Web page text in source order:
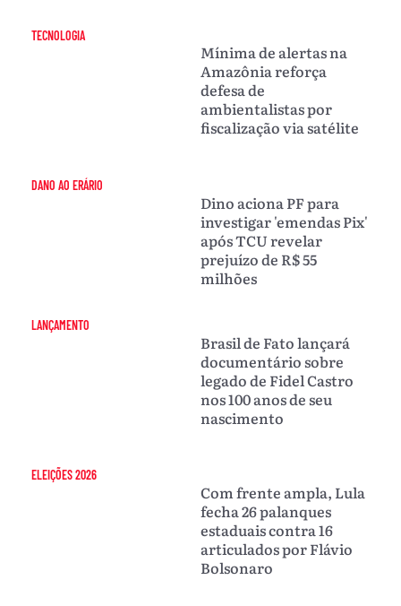
TECNOLOGIA
Mínima de alertas na
Amazônia reforça
defesa de
ambientalistas por
fiscalização via satélite
DANO AO ERÁRIO
Dino aciona PF para
investigar 'emendas Pix'
após TCU revelar
prejuízo de R$ 55
milhões
LANÇAMENTO
Brasil de Fato lançará
documentário sobre
legado de Fidel Castro
nos 100 anos de seu
nascimento
ELEIÇÕES 2026
Com frente ampla, Lula
fecha 26 palanques
estaduais contra 16
articulados por Flávio
Bolsonaro